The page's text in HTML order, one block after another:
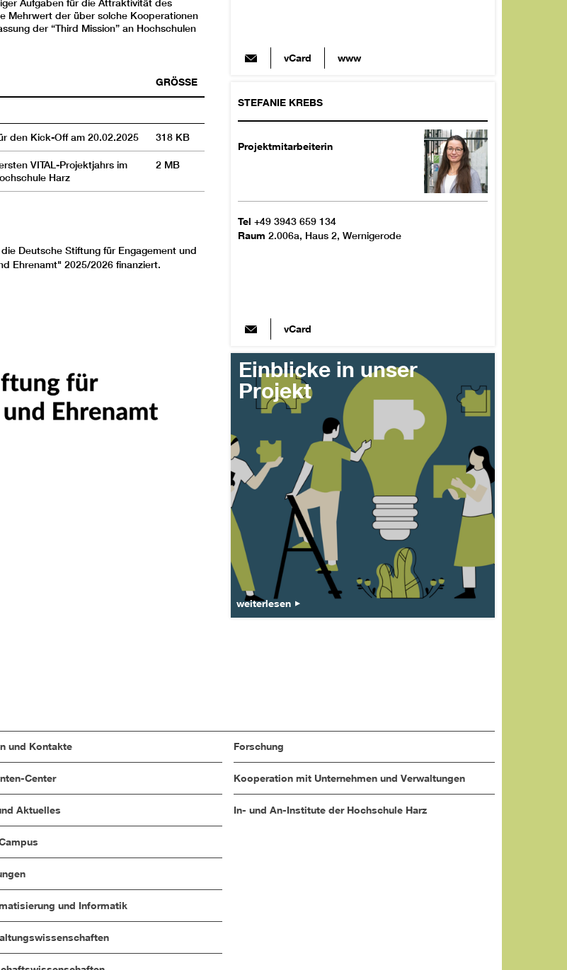
Aufgaben für die Attraktivität des
Mehrwert der über solche Kooperationen
der “Third Mission” an Hochschulen
GRÖSSE
den Kick-Off am 20.02.2025 318 KB
VITAL-Projektjahrs im
Harz
2 MB
Deutsche Stiftung für Engagement und
Ehrenamt" 2025/2026 finanziert.
vCard www
STEFANIE KREBS
Projektmitarbeiterin
Tel +49 3943 659 134
Raum 2.006a, Haus 2, Wernigerode
vCard
Einblicke in unser
Projekt
weiterlesen
und Kontakte
Center
Aktuelles
und Informatik
Forschung
Kooperation mit Unternehmen und Verwaltungen
In- und An-Institute der Hochschule Harz